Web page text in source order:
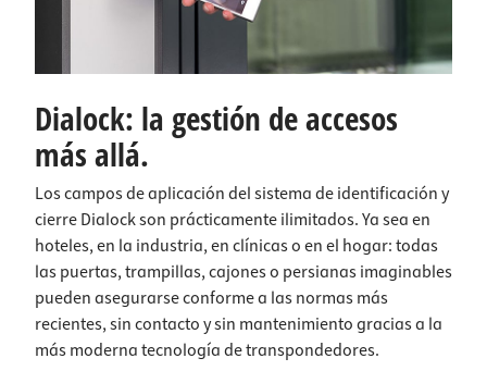
Dialock: la gestión de accesos
más allá.
Los campos de aplicación del sistema de identificación y
cierre Dialock son prácticamente ilimitados. Ya sea en
hoteles, en la industria, en clínicas o en el hogar: todas
las puertas, trampillas, cajones o persianas imaginables
pueden asegurarse conforme a las normas más
recientes, sin contacto y sin mantenimiento gracias a la
más moderna tecnología de transpondedores.